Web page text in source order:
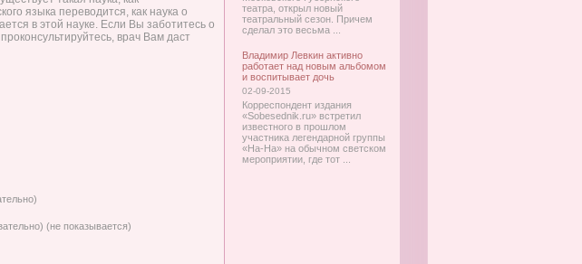
языка переводится, как наука о
в этой науке. Если Вы заботитесь о
врач Вам даст
(не показывается)
театра, открыл новый
театральный сезон. Причем
сделал это весьма ...
Владимир Левкин активно
работает над новым альбомом
и воспитывает дочь
02-09-2015
Корреспондент издания
«Sobesednik.ru» встретил
известного в прошлом
участника легендарной группы
«На-На» на обычном светском
мероприятии, где тот ...